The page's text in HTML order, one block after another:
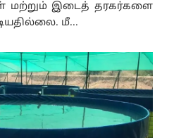
மற்றும் இடைத் தரகர்களை
மீ...